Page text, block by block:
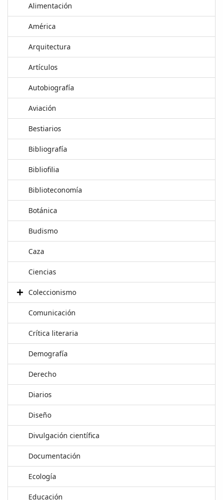
Alimentación
América
Arquitectura
Artículos
Autobiografía
Aviación
Bestiarios
Bibliografía
Bibliofilia
Biblioteconomía
Botánica
Budismo
Caza
Ciencias
Coleccionismo
Comunicación
Crítica literaria
Demografía
Derecho
Diarios
Diseño
Divulgación científica
Documentación
Ecología
Educación